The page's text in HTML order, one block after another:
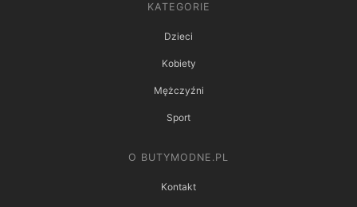
KATEGORIE
Dzieci
Kobiety
Mężczyźni
Sport
O BUTYMODNE.PL
Kontakt